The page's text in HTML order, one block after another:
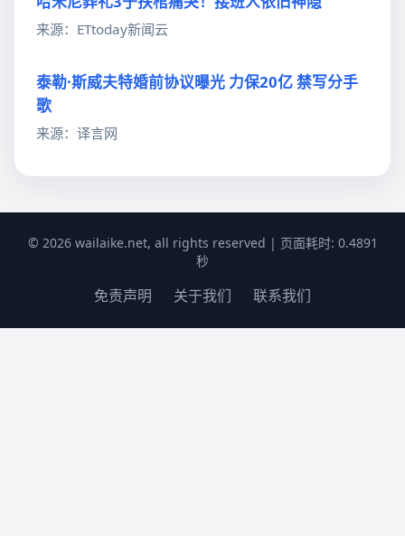
来源：ETtoday新闻云
泰勒·斯威夫特婚前协议曝光 力保20亿 禁写分手
歌
来源：译言网
© 2026 wailaike.net, all rights reserved | 页面耗时: 0.4891
秒
免责声明 关于我们 联系我们